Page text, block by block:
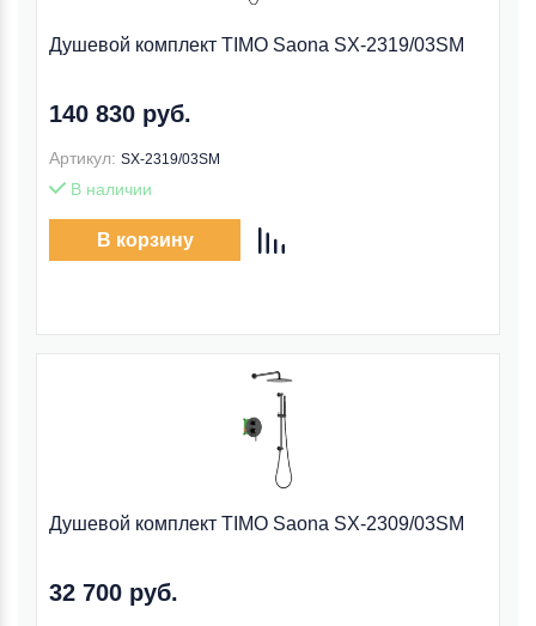
Душевой комплект TIMO Saona SX-2319/03SM
140 830 руб.
Артикул: SX-2319/03SM
В наличии
В корзину
Душевой комплект TIMO Saona SX-2309/03SM
32 700 руб.